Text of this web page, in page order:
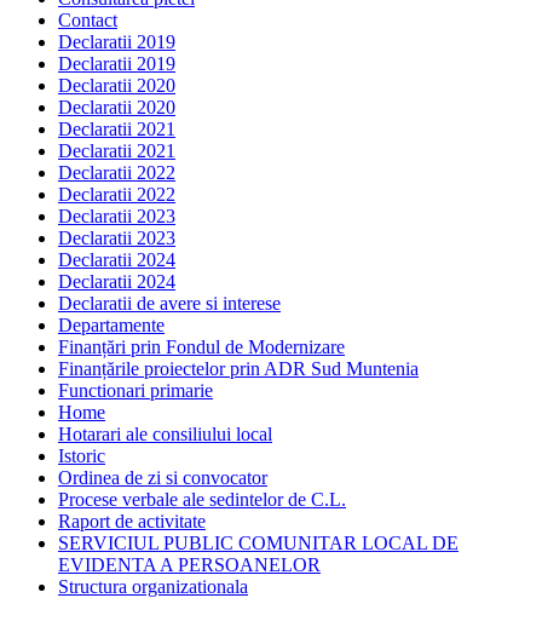
Contact
Declaratii 2019
Declaratii 2019
Declaratii 2020
Declaratii 2020
Declaratii 2021
Declaratii 2021
Declaratii 2022
Declaratii 2022
Declaratii 2023
Declaratii 2023
Declaratii 2024
Declaratii 2024
Declaratii de avere si interese
Departamente
Finanțări prin Fondul de Modernizare
Finanțările proiectelor prin ADR Sud Muntenia
Functionari primarie
Home
Hotarari ale consiliului local
Istoric
Ordinea de zi si convocator
Procese verbale ale sedintelor de C.L.
Raport de activitate
SERVICIUL PUBLIC COMUNITAR LOCAL DE
EVIDENTA A PERSOANELOR
Structura organizationala